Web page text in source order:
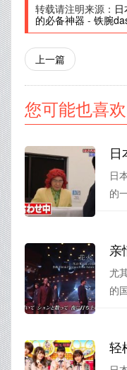
转载请注明来源：
的必备神器 - 铁腕
上一篇
您可能也喜欢
日
的
尤
的